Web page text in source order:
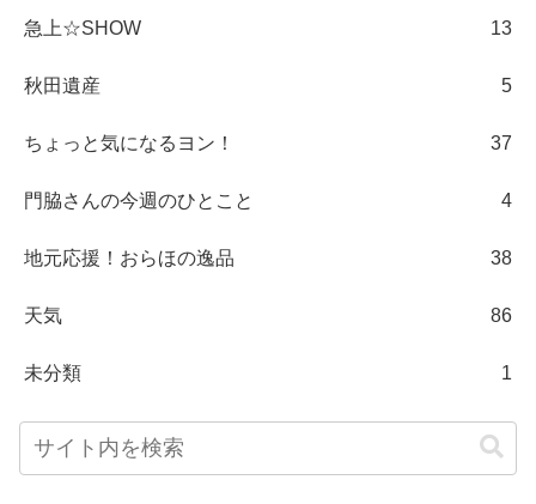
急上☆SHOW 13
秋田遺産 5
ちょっと気になるヨン！ 37
門脇さんの今週のひとこと 4
地元応援！おらほの逸品 38
天気 86
未分類 1